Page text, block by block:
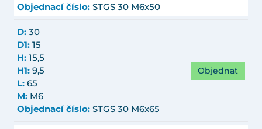
Objednací číslo: STGS 30 M6x50
D: 30
D1: 15
H: 15,5
H1: 9,5
L: 65
M: M6
Objednací číslo: STGS 30 M6x65
Objednat